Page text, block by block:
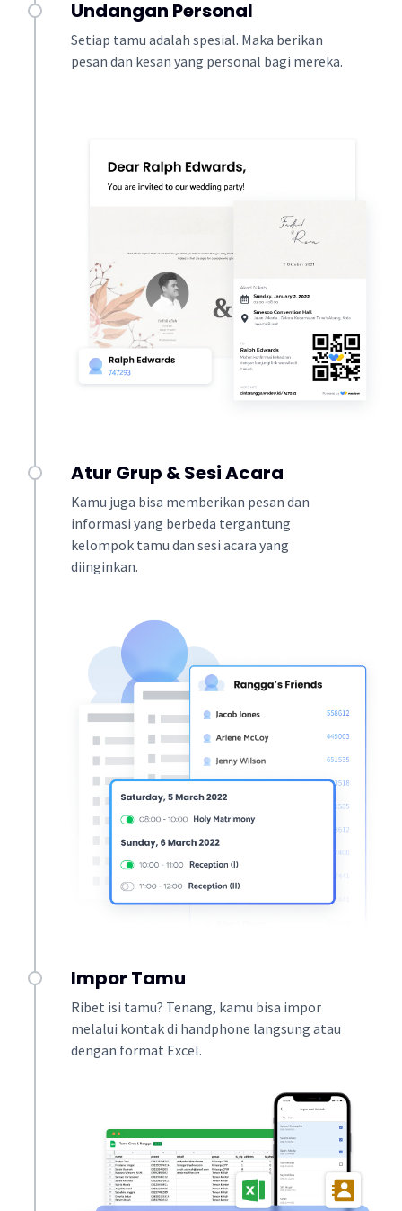
Undangan Personal
Setiap tamu adalah spesial. Maka berikan
pesan dan kesan yang personal bagi mereka.
Atur Grup & Sesi Acara
Kamu juga bisa memberikan pesan dan
informasi yang berbeda tergantung
kelompok tamu dan sesi acara yang
diinginkan.
Impor Tamu
Ribet isi tamu? Tenang, kamu bisa impor
melalui kontak di handphone langsung atau
dengan format Excel.